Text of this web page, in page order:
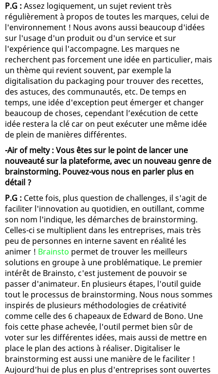
P.G : Assez logiquement, un sujet revient très
régulièrement à propos de toutes les marques, celui de
l'environnement ! Nous avons aussi beaucoup d'idées
sur l'usage d'un produit ou d'un service et sur
l'expérience qui l'accompagne. Les marques ne
recherchent pas forcement une idée en particulier, mais
un thème qui revient souvent, par exemple la
digitalisation du packaging pour trouver des recettes,
des astuces, des communautés, etc. De temps en
temps, une idée d'exception peut émerger et changer
beaucoup de choses, cependant l’exécution de cette
idée restera la clé car on peut exécuter une même idée
de plein de manières différentes.
-Air of melty : Vous êtes sur le point de lancer une
nouveauté sur la plateforme, avec un nouveau genre de
brainstorming. Pouvez-vous nous en parler plus en
détail ?
P.G : Cette fois, plus question de challenges, il s'agit de
faciliter l'innovation au quotidien, en outillant, comme
son nom l'indique, les démarches de brainstorming.
Celles-ci se multiplient dans les entreprises, mais très
peu de personnes en interne savent en réalité les
animer ! Brainsto permet de trouver les meilleurs
solutions en groupe à une problématique. Le premier
intérêt de Brainsto, c'est justement de pouvoir se
passer d'animateur. En plusieurs étapes, l'outil guide
tout le processus de brainstorming. Nous nous sommes
inspirés de plusieurs méthodologies de créativité
comme celle des 6 chapeaux de Edward de Bono. Une
fois cette phase achevée, l'outil permet bien sûr de
voter sur les différentes idées, mais aussi de mettre en
place le plan des actions à réaliser. Digitaliser le
brainstorming est aussi une manière de le faciliter !
Aujourd'hui de plus en plus d'entreprises sont ouvertes